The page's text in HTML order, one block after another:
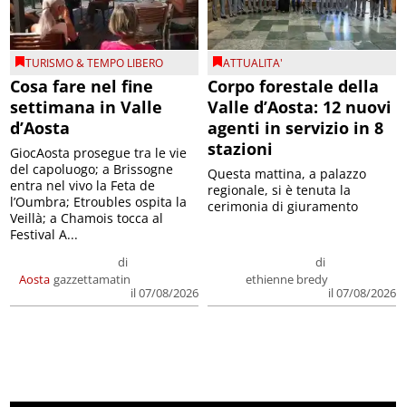
TURISMO & TEMPO LIBERO
Cosa fare nel fine
settimana in Valle
d’Aosta
Aosta
di
gazzettamatin
il 07/08/2026
GiocAosta prosegue tra le vie
del capoluogo; a Brissogne
entra nel vivo la Feta de
l’Oumbra; Etroubles ospita la
Veillà; a Chamois tocca al
Festival A...
ATTUALITA'
Corpo forestale della
Valle d’Aosta: 12 nuovi
agenti in servizio in 8
stazioni
di
ethienne bredy
il 07/08/2026
Questa mattina, a palazzo
regionale, si è tenuta la
cerimonia di giuramento